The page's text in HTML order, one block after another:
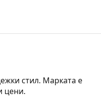
стил. Марката е
цени.